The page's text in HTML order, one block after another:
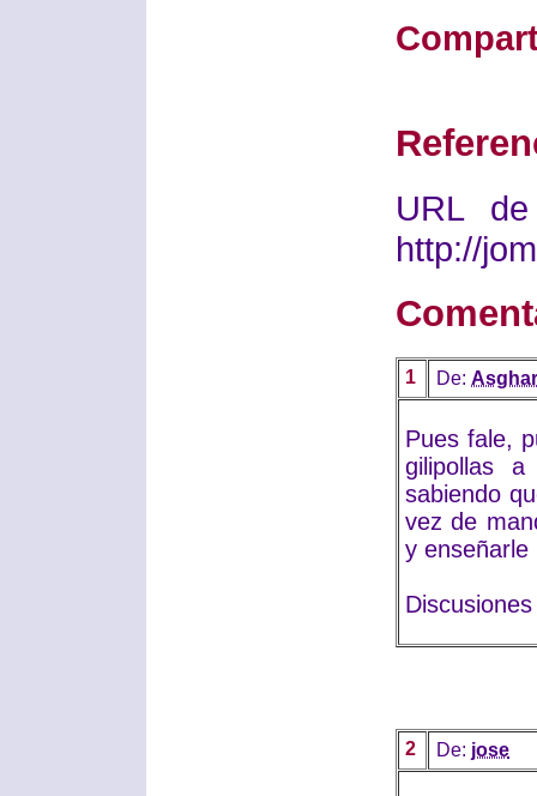
URL
http://
1 De:
Pues fale,
gilipollas
sabiendo
vez de
y enseñarle
2 De: jose